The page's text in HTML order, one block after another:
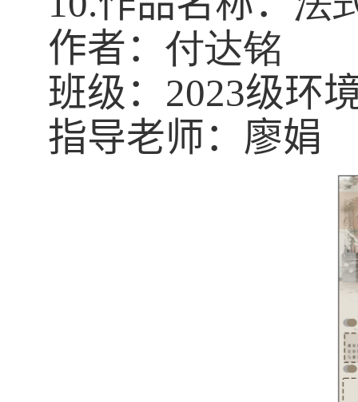
作者： 付达铭
班级： 2023级环
指导老师：廖娟